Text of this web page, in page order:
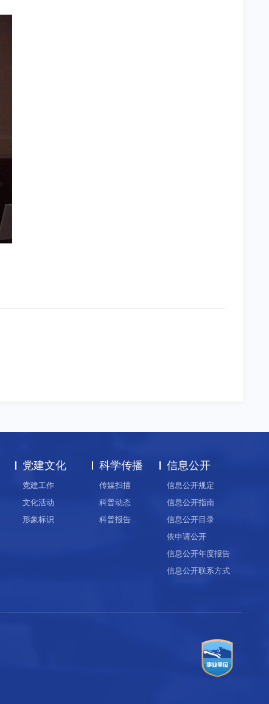
党建文化
党建工作
文化活动
形象标识
科学传播
传媒扫描
科普动态
科普报告
信息公开
信息公开规定
信息公开指南
信息公开目录
依申请公开
信息公开年度报告
信息公开联系方式